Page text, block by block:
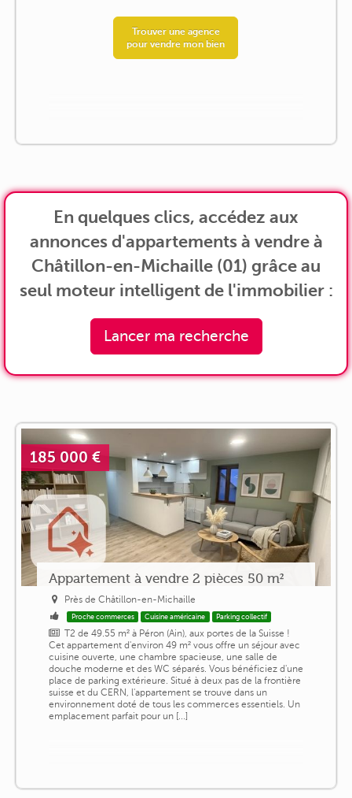
Trouver une agence
pour vendre mon bien
En quelques clics, accédez aux
annonces d'appartements à vendre à
Châtillon-en-Michaille (01) grâce au
seul moteur intelligent de l'immobilier :
Lancer ma recherche
185 000 €
Appartement à vendre 2 pièces 50 m²
Près de Châtillon-en-Michaille
Proche commerces Cuisine américaine Parking collectif
T2 de 49.55 m² à Péron (Ain), aux portes de la Suisse !
Cet appartement d'environ 49 m² vous offre un séjour avec
cuisine ouverte, une chambre spacieuse, une salle de
douche moderne et des WC séparés. Vous bénéficiez d'une
place de parking extérieure. Situé à deux pas de la frontière
suisse et du CERN, l'appartement se trouve dans un
environnement doté de tous les commerces essentiels. Un
emplacement parfait pour un [...]